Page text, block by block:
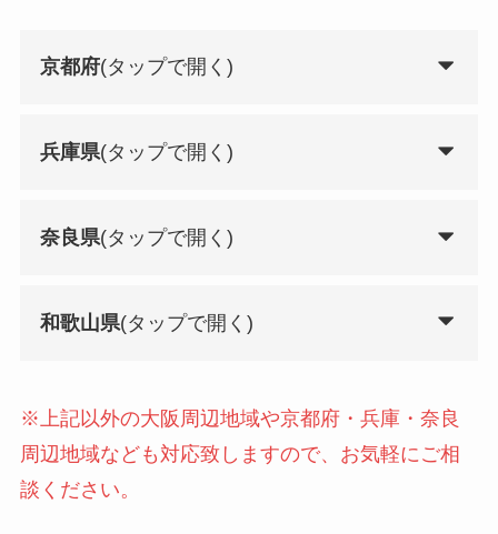
京都府(タップで開く)
兵庫県(タップで開く)
奈良県(タップで開く)
和歌山県(タップで開く)
※上記以外の大阪周辺地域や京都府・兵庫・奈良
周辺地域なども対応致しますので、お気軽にご相
談ください。